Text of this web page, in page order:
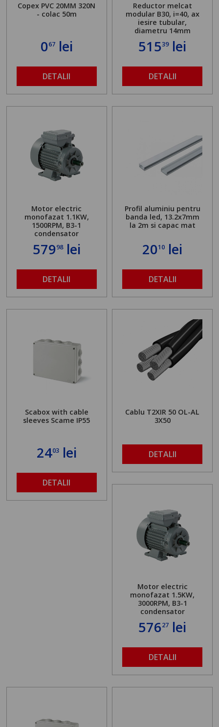
Copex PVC 20MM 320N
- colac 50m
067lei
DETALII
Reductor melcat
modular B30, i=40, ax
iesire tubular,
diametru 14mm
51539lei
DETALII
Motor electric
monofazat 1.1KW,
1500RPM, B3-1
condensator
57998lei
DETALII
Profil aluminiu pentru
banda led, 13.2x7mm
la 2m si capac mat
2010 lei
DETALII
Scabox with cable
sleeves Scame IP55
2403lei
DETALII
Cablu T2XIR 50 OL-AL
3X50
DETALII
Motor electric
monofazat 1.5KW,
3000RPM, B3-1
condensator
57627 lei
DETALII